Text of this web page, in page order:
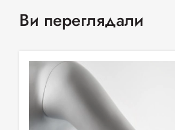
Ви переглядали